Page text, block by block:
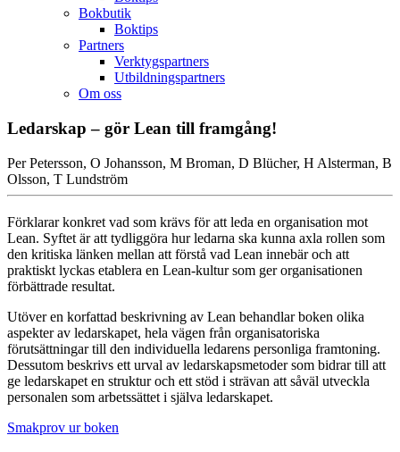
Bokbutik
Boktips
Partners
Verktygspartners
Utbildningspartners
Om oss
Ledarskap – gör Lean till framgång!
Per Petersson, O Johansson, M Broman, D Blücher, H Alsterman, B
Olsson, T Lundström
Förklarar konkret vad som krävs för att leda en organisation mot
Lean. Syftet är att tydliggöra hur ledarna ska kunna axla rollen som
den kritiska länken mellan att förstå vad Lean innebär och att
praktiskt lyckas etablera en Lean-kultur som ger organisationen
förbättrade resultat.
Utöver en korfattad beskrivning av Lean behandlar boken olika
aspekter av ledarskapet, hela vägen från organisatoriska
förutsättningar till den individuella ledarens personliga framtoning.
Dessutom beskrivs ett urval av ledarskapsmetoder som bidrar till att
ge ledarskapet en struktur och ett stöd i strävan att såväl utveckla
personalen som arbetssättet i själva ledarskapet.
Smakprov ur boken